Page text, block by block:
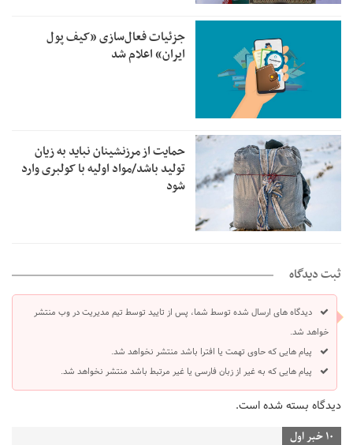
جزئیات فعال‌سازی «کیف پول
ایران» اعلام شد
حمایت از مرزنشینان نباید به زیان
تولید باشد/مواد اولیه با کولبری وارد
شود
ثبت دیدگاه
دیدگاه های ارسال شده توسط شما، پس از تایید توسط تیم مدیریت در وب منتشر
خواهد شد.
پیام هایی که حاوی تهمت یا افترا باشد منتشر نخواهد شد.
پیام هایی که به غیر از زبان فارسی یا غیر مرتبط باشد منتشر نخواهد شد.
دیدگاه بسته شده است.
10 خبر اول